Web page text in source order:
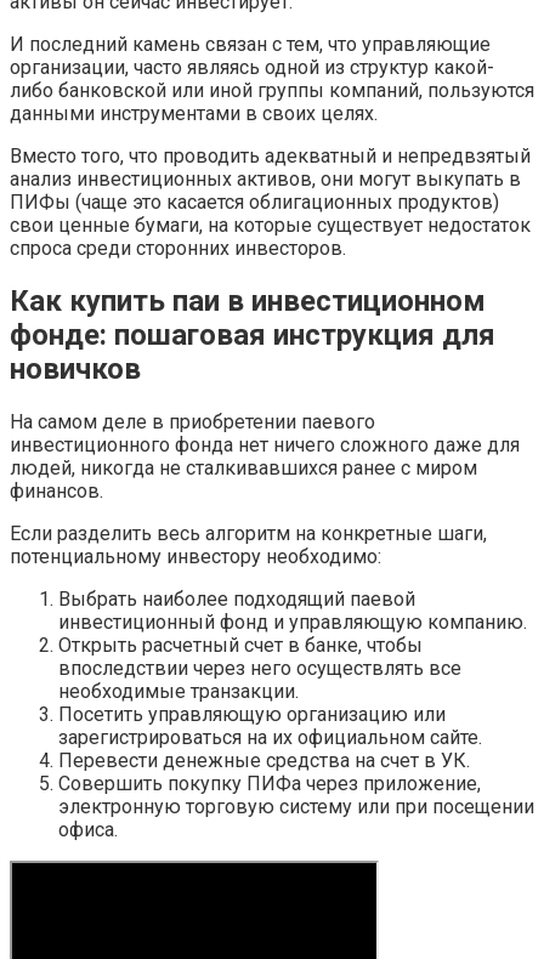
И последний камень связан с тем, что управляющие
организации, часто являясь одной из структур какой-
либо банковской или иной группы компаний, пользуются
данными инструментами в своих целях.
Вместо того, что проводить адекватный и непредвзятый
анализ инвестиционных активов, они могут выкупать в
ПИФы (чаще это касается облигационных продуктов)
свои ценные бумаги, на которые существует недостаток
спроса среди сторонних инвесторов.
Как купить паи в инвестиционном
фонде: пошаговая инструкция для
новичков
На самом деле в приобретении паевого
инвестиционного фонда нет ничего сложного даже для
людей, никогда не сталкивавшихся ранее с миром
финансов.
Если разделить весь алгоритм на конкретные шаги,
потенциальному инвестору необходимо:
Выбрать наиболее подходящий паевой
инвестиционный фонд и управляющую компанию.
Открыть расчетный счет в банке, чтобы
впоследствии через него осуществлять все
необходимые транзакции.
Посетить управляющую организацию или
зарегистрироваться на их официальном сайте.
Перевести денежные средства на счет в УК.
Совершить покупку ПИФа через приложение,
электронную торговую систему или при посещении
офиса.